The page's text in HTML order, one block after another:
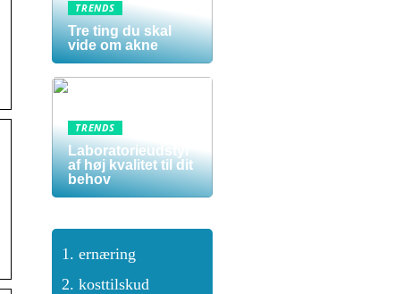
TRENDS
Tre ting du skal
vide om akne
TRENDS
Laboratorieudstyr
af høj kvalitet til dit
behov
ernæring
kosttilskud